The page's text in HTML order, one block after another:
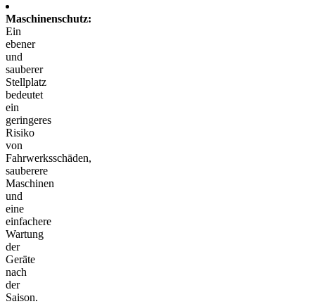
Maschinenschutz:
Ein
ebener
und
sauberer
Stellplatz
bedeutet
ein
geringeres
Risiko
von
Fahrwerksschäden,
sauberere
Maschinen
und
eine
einfachere
Wartung
der
Geräte
nach
der
Saison.